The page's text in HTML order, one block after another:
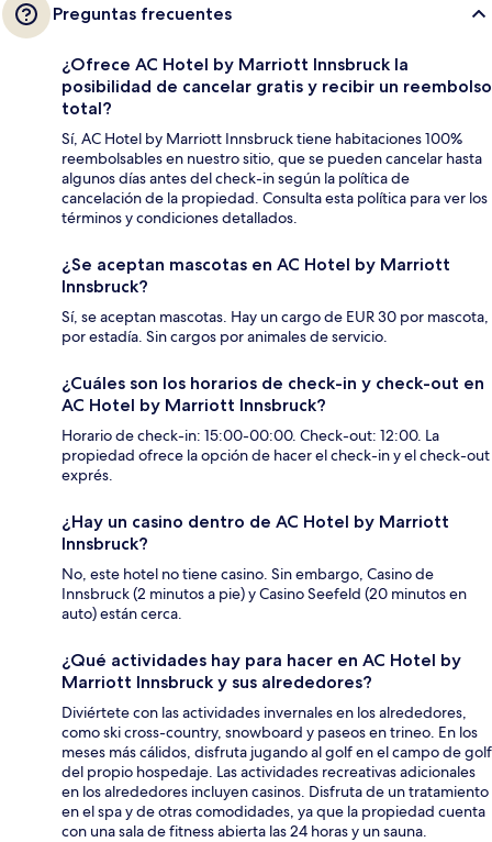
Preguntas frecuentes
¿Ofrece AC Hotel by Marriott Innsbruck la
posibilidad de cancelar gratis y recibir un reembolso
total?
Sí, AC Hotel by Marriott Innsbruck tiene habitaciones 100%
reembolsables en nuestro sitio, que se pueden cancelar hasta
algunos días antes del check-in según la política de
cancelación de la propiedad. Consulta esta política para ver los
términos y condiciones detallados.
¿Se aceptan mascotas en AC Hotel by Marriott
Innsbruck?
Sí, se aceptan mascotas. Hay un cargo de EUR 30 por mascota,
por estadía. Sin cargos por animales de servicio.
¿Cuáles son los horarios de check-in y check-out en
AC Hotel by Marriott Innsbruck?
Horario de check-in: 15:00-00:00. Check-out: 12:00. La
propiedad ofrece la opción de hacer el check-in y el check-out
exprés.
¿Hay un casino dentro de AC Hotel by Marriott
Innsbruck?
No, este hotel no tiene casino. Sin embargo, Casino de
Innsbruck (2 minutos a pie) y Casino Seefeld (20 minutos en
auto) están cerca.
¿Qué actividades hay para hacer en AC Hotel by
Marriott Innsbruck y sus alrededores?
Diviértete con las actividades invernales en los alrededores,
como ski cross-country, snowboard y paseos en trineo. En los
meses más cálidos, disfruta jugando al golf en el campo de golf
del propio hospedaje. Las actividades recreativas adicionales
en los alrededores incluyen casinos. Disfruta de un tratamiento
en el spa y de otras comodidades, ya que la propiedad cuenta
con una sala de fitness abierta las 24 horas y un sauna.